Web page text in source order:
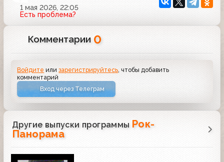
1 мая 2026, 22:05
Есть проблема?
Комментарии 0
Войдите илизарегистрируйтесь , чтобы добавить
комментарий
Вход через Телеграм
Другие выпуски программы Рок-
Панорама